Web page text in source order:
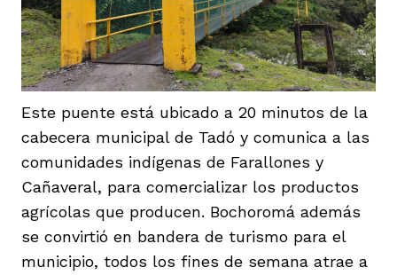
Este puente está ubicado a 20 minutos de la
cabecera municipal de Tadó y comunica a las
comunidades indígenas de Farallones y
Cañaveral, para comercializar los productos
agrícolas que producen. Bochoromá además
se convirtió en bandera de turismo para el
municipio, todos los fines de semana atrae a